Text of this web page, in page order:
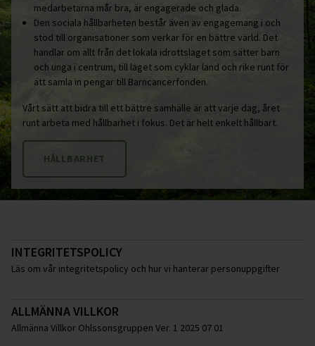
medarbetarna mår bra, är engagerade och glada.
Den sociala hållbarheten består även av engagemang i och
stöd till organisationer som verkar för en bättre värld. Det
handlar om allt från det lokala idrottslaget som sätter barn
och unga i centrum, till laget som cyklar land och rike runt för
att samla in pengar till Barncancerfonden.
Vårt sätt att bidra till ett bättre samhälle är att varje dag, året
runt arbeta med hållbarhet i fokus. Det är helt enkelt hållbart.
HÅLLBARHET
INTEGRITETSPOLICY
Läs om vår integritetspolicy och hur vi hanterar personuppgifter
ALLMÄNNA VILLKOR
Allmänna Villkor Ohlssonsgruppen Ver. 1 2025 07 01